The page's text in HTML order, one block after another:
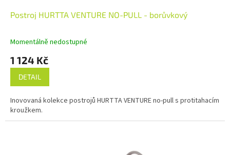
Postroj HURTTA VENTURE NO-PULL - borůvkový
Momentálně nedostupné
1 124 Kč
DETAIL
Inovovaná kolekce postrojů HURTTA VENTURE no-pull s protitahacím
kroužkem.